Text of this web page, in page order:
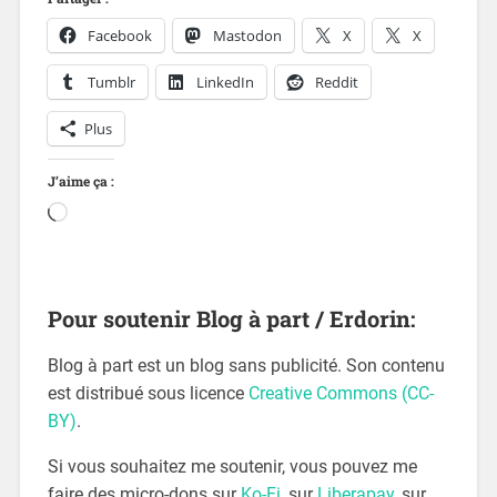
Facebook Mastodon X X
Tumblr LinkedIn Reddit
Plus
J’aime ça :
Pour soutenir Blog à part / Erdorin:
Blog à part est un blog sans publicité. Son contenu
est distribué sous licence Creative Commons (CC-
BY).
Si vous souhaitez me soutenir, vous pouvez me